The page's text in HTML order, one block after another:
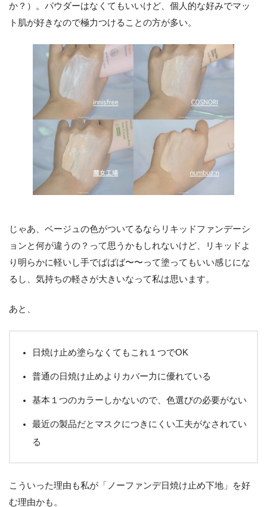
か？）。パウダーはなくてもいいけど、個人的な好みでマッ
ト肌が好きなので極力つけることの方が多い。
じゃあ、ベージュの色がついてるならリキッドファンデーシ
ョンと何が違うの？って思うかもしれないけど、リキッドよ
り明らかに軽いし手でばばば〜〜って塗ってもいい感じにな
るし、気持ちの軽さが大きいなって私は思います。
あと、
日焼け止め塗らなくてもこれ１つでOK
普通の日焼け止めよりカバー力に優れている
基本１つのカラーしかないので、色選びの必要がない
最近の製品だとマスクにつきにくい工夫がなされてい
る
こういった理由も私が「ノーファンデ日焼け止め下地」を好
む理由かも。